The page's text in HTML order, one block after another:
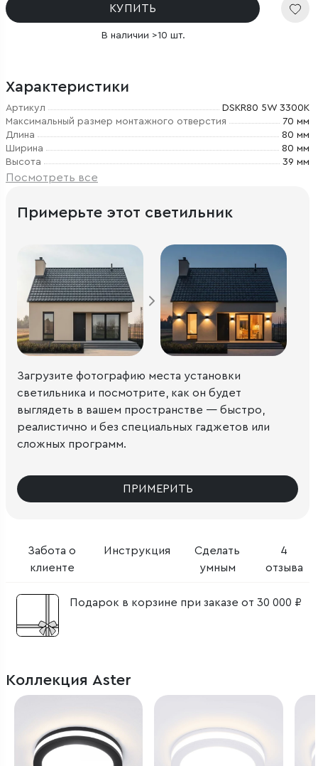
КУПИТЬ
В наличии >10 шт.
Характеристики
Артикул
DSKR80 5W 3300K
Максимальный размер монтажного отверстия
70 мм
Длина
80 мм
Ширина
80 мм
Высота
39 мм
Посмотреть все
Забота о
клиенте
Инструкция
Сделать
умным
4
отзыва
Подарок в корзине при заказе от 30 000 ₽
Примерьте этот светильник
Загрузите фотографию места установки
светильника и посмотрите, как он будет
выглядеть в вашем пространстве — быстро,
реалистично и без специальных гаджетов или
сложных программ.
ПРИМЕРИТЬ
Коллекция Aster